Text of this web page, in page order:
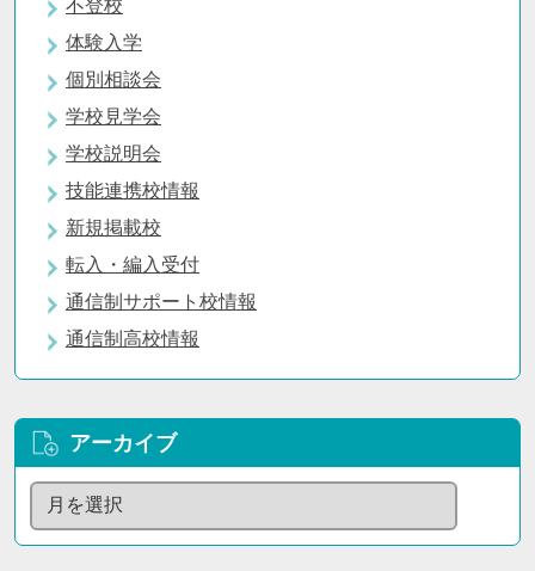
不登校
体験入学
個別相談会
学校見学会
学校説明会
技能連携校情報
新規掲載校
転入・編入受付
通信制サポート校情報
通信制高校情報
アーカイブ